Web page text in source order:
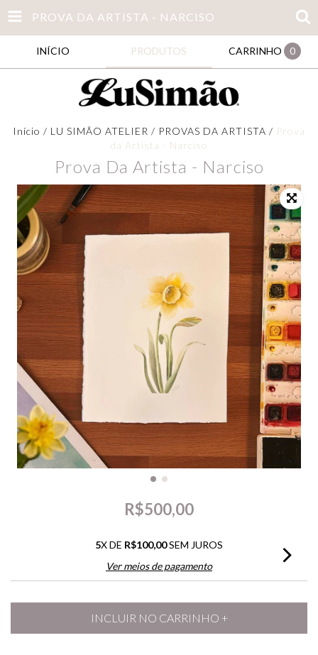
PROVA DA ARTISTA - NARCISO
INÍCIO PRODUTOS CARRINHO 0
Início / LU SIMÃO ATELIER / PROVAS DA ARTISTA / Prova
da Artista - Narciso
Prova Da Artista - Narciso
R$500,00
5X DE R$100,00SEM JUROS
Ver meios de pagamento